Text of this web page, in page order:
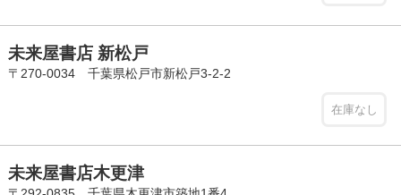
未来屋書店 新松戸
〒270-0034 千葉県松戸市新松戸3-2-2
在庫なし
未来屋書店木更津